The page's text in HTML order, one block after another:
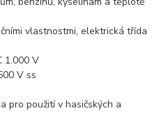
vlastnostmi, elektrická třída
1.000 V
V ss
pro použití v hasičských a